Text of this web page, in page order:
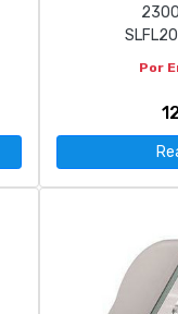
Por